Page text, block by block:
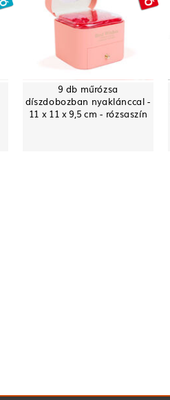
9 db műrózsa
díszdobozban nyaklánccal -
11 x 11 x 9,5 cm - rózsaszín